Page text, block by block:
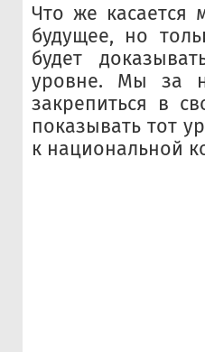
Что же касается
будущее, но
будет
уровне. Мы за
закрепиться в
показывать тот
к национальной